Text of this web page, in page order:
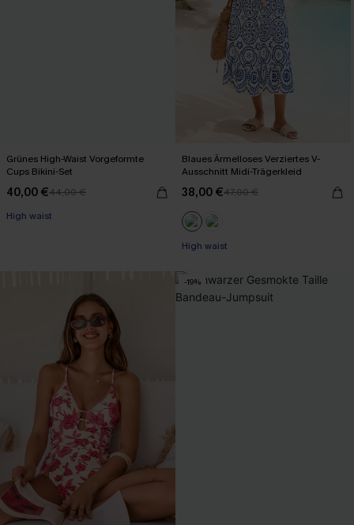
Grünes High-Waist Vorgeformte
Cups Bikini-Set
40,00 €44,00 €
High waist
Blaues Ärmelloses Verziertes V-
Ausschnitt Midi-Trägerkleid
38,00 €47,00 €
High waist
-19%